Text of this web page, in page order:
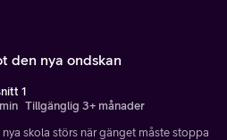
den nya ondskan
1
Tillgänglig 3+ månader
skola störs när gänget måste stoppa